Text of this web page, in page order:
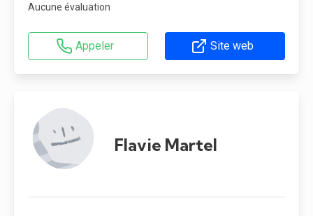
Aucune évaluation
Appeler Site web
Flavie Martel